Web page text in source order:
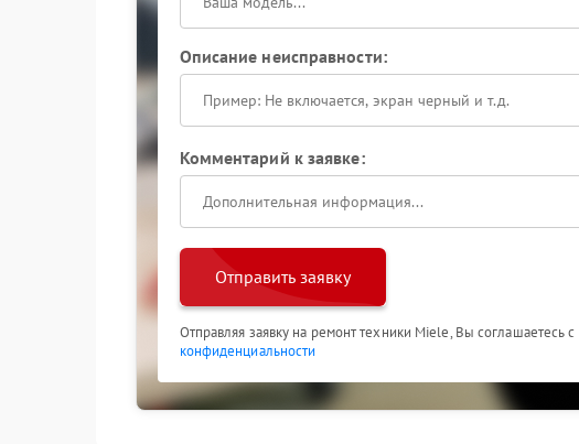
Описание неисправности:
Комментарий к заявке:
Отправить заявку
Отправляя заявку на ремонт техники Miele, Вы соглашаетесь с
конфиденциальности